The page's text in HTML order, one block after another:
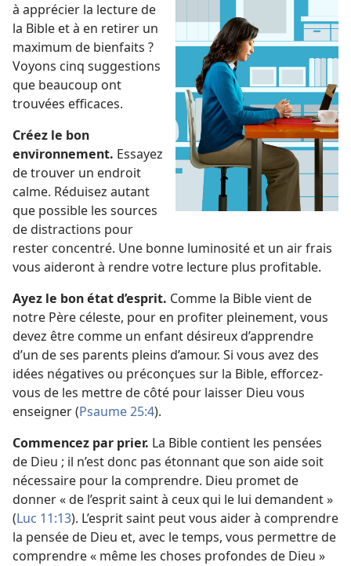
à apprécier la lecture de
la Bible et à en retirer un
maximum de bienfaits ?
Voyons cinq suggestions
que beaucoup ont
trouvées efficaces.
Créez le bon
environnement. Essayez
de trouver un endroit
calme. Réduisez autant
que possible les sources
de distractions pour
rester concentré. Une bonne luminosité et un air frais
vous aideront à rendre votre lecture plus profitable.
Ayez le bon état d’esprit. Comme la Bible vient de
notre Père céleste, pour en profiter pleinement, vous
devez être comme un enfant désireux d’apprendre
d’un de ses parents pleins d’amour. Si vous avez des
idées négatives ou préconçues sur la Bible, efforcez-​
vous de les mettre de côté pour laisser Dieu vous
enseigner (Psaume 25:4).
Commencez par prier. La Bible contient les pensées
de Dieu ; il n’est donc pas étonnant que son aide soit
nécessaire pour la comprendre. Dieu promet de
donner « de l’esprit saint à ceux qui le lui demandent »
(Luc 11:13). L’esprit saint peut vous aider à comprendre
la pensée de Dieu et, avec le temps, vous permettre de
comprendre « même les choses profondes de Dieu »